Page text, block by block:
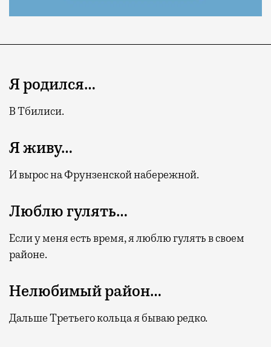
Я родился…
В Тбилиси.
Я живу…
И вырос на Фрунзенской набережной.
Люблю гулять…
Если у меня есть время, я люблю гулять в своем
районе.
Нелюбимый район…
Дальше Третьего кольца я бываю редко.